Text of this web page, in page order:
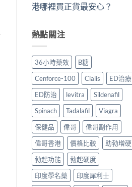
港哪裡買正貨最安心？
熱點關注
36小時藥效
B糖
Cenforce-100
Cialis
ED治療
ED防治
levitra
Sildenafil
Spinach
Tadalafil
Viagra
保健品
偉哥
偉哥副作用
偉哥香港
價格比較
助勃增硬
勃起功能
勃起硬度
印度學名藥
印度犀利士